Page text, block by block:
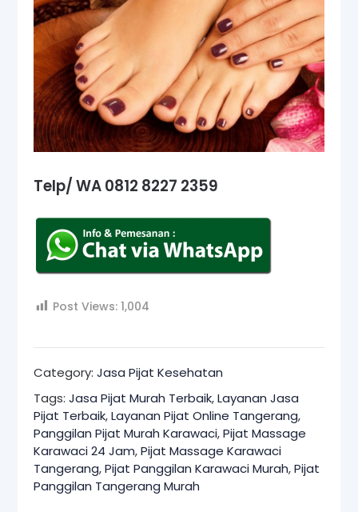
Telp/ WA 0812 8227 2359
Post Views: 1,004
Category:Jasa Pijat Kesehatan
Tags:Jasa Pijat Murah Terbaik,Layanan Jasa
Pijat Terbaik,Layanan Pijat Online Tangerang,
Panggilan Pijat Murah Karawaci,Pijat Massage
Karawaci 24 Jam,Pijat Massage Karawaci
Tangerang,Pijat Panggilan Karawaci Murah,Pijat
Panggilan Tangerang Murah